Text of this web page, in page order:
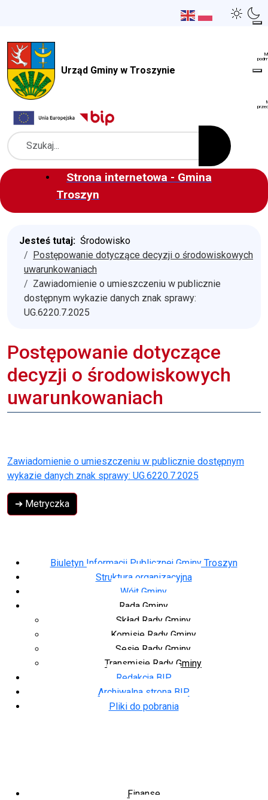
Urząd Gminy w Troszynie
Szukaj
Strona internetowa - Gmina
Troszyn
Biuletyn Informacji Publicznej Gminy Troszyn
Struktura organizacyjna
Wójt Gminy
Rada Gminy
Skład Rady Gminy
Komisje Rady Gminy
Sesje Rady Gminy
Transmisje Rady Gminy
Redakcja BIP
Archiwalna strona BIP
Pliki do pobrania
Finanse
Jesteś tutaj: Środowisko
Postępowanie dotyczące decyzji o środowiskowych
uwarunkowaniach
Zawiadomienie o umieszczeniu w publicznie
dostępnym wykazie danych znak sprawy:
UG.6220.7.2025
Postępowanie dotyczące
decyzji o środowiskowych
uwarunkowaniach
Zawiadomienie o umieszczeniu w publicznie dostępnym
wykazie danych znak sprawy: UG.6220.7.2025
➔ Metryczka